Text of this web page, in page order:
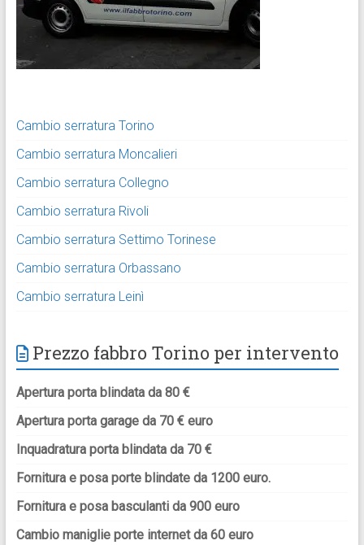
Cambio serratura Torino
Cambio serratura Moncalieri
Cambio serratura Collegno
Cambio serratura Rivoli
Cambio serratura Settimo Torinese
Cambio serratura Orbassano
Cambio serratura Leinì
Prezzo fabbro Torino per intervento
Apertura porta blindata da 80 €
Apertura porta garage da 70 € euro
Inquadratura porta blindata da 70 €
Fornitura e posa porte blindate da 1200 euro.
Fornitura e posa basculanti da 900 euro
Cambio maniglie porte internet da 60 euro